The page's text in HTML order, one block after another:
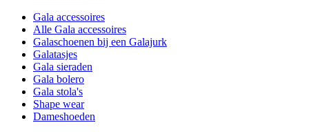
Gala accessoires
Alle Gala accessoires
Galaschoenen bij een Galajurk
Galatasjes
Gala sieraden
Gala bolero
Gala stola's
Shape wear
Dameshoeden